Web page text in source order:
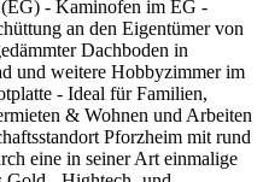
- Kaminofen im EG -
an den Eigentümer von
Dachboden in
und weitere Hobbyzimmer im
- Ideal für Familien,
& Wohnen und Arbeiten
Pforzheim mit rund
eine in seiner Art einmalige